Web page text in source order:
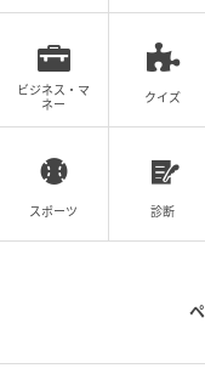
「HOTEL R9 The
をすみやかに被災
できる「レスキュ
1台1客室の独立構
ビジネス・マ
ネー
クイズ
スポーツ 診断